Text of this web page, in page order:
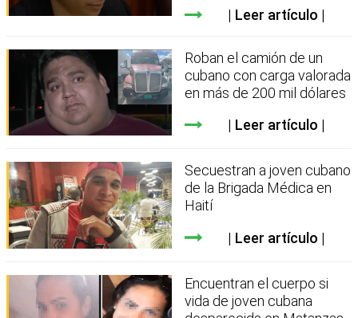
Leer artículo
Roban el camión de un
cubano con carga valorada
en más de 200 mil dólares
Leer artículo
Secuestran a joven cubano
de la Brigada Médica en
Haití
Leer artículo
Encuentran el cuerpo si
vida de joven cubana